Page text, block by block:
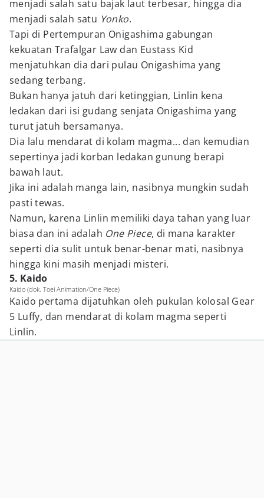
menjadi salah satu bajak laut terbesar, hingga dia
menjadi salah satu Yonko.
Tapi di Pertempuran Onigashima gabungan
kekuatan Trafalgar Law dan Eustass Kid
menjatuhkan dia dari pulau Onigashima yang
sedang terbang.
Bukan hanya jatuh dari ketinggian, Linlin kena
ledakan dari isi gudang senjata Onigashima yang
turut jatuh bersamanya.
Dia lalu mendarat di kolam magma... dan kemudian
sepertinya jadi korban ledakan gunung berapi
bawah laut.
Jika ini adalah manga lain, nasibnya mungkin sudah
pasti tewas.
Namun, karena Linlin memiliki daya tahan yang luar
biasa dan ini adalah One Piece, di mana karakter
seperti dia sulit untuk benar-benar mati, nasibnya
hingga kini masih menjadi misteri.
5. Kaido
Kaido (dok. Toei Animation/One Piece)
Kaido pertama dijatuhkan oleh pukulan kolosal Gear
5 Luffy, dan mendarat di kolam magma seperti
Linlin.